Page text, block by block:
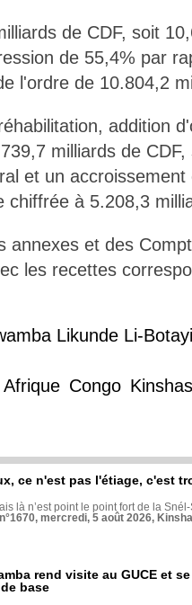
de CDF, soit
de 55,4% par
l'ordre de 10.804,2
addition
milliards de
et un
chiffrée à 5.208,3
annexes et des
les recettes
Likunde Li-Botayi
Afrique Congo
ce n'est pas l'étiage, c'est
là n’est point le point fort de la
mercredi, 5 août 2026,
rend visite au GUCE et
base